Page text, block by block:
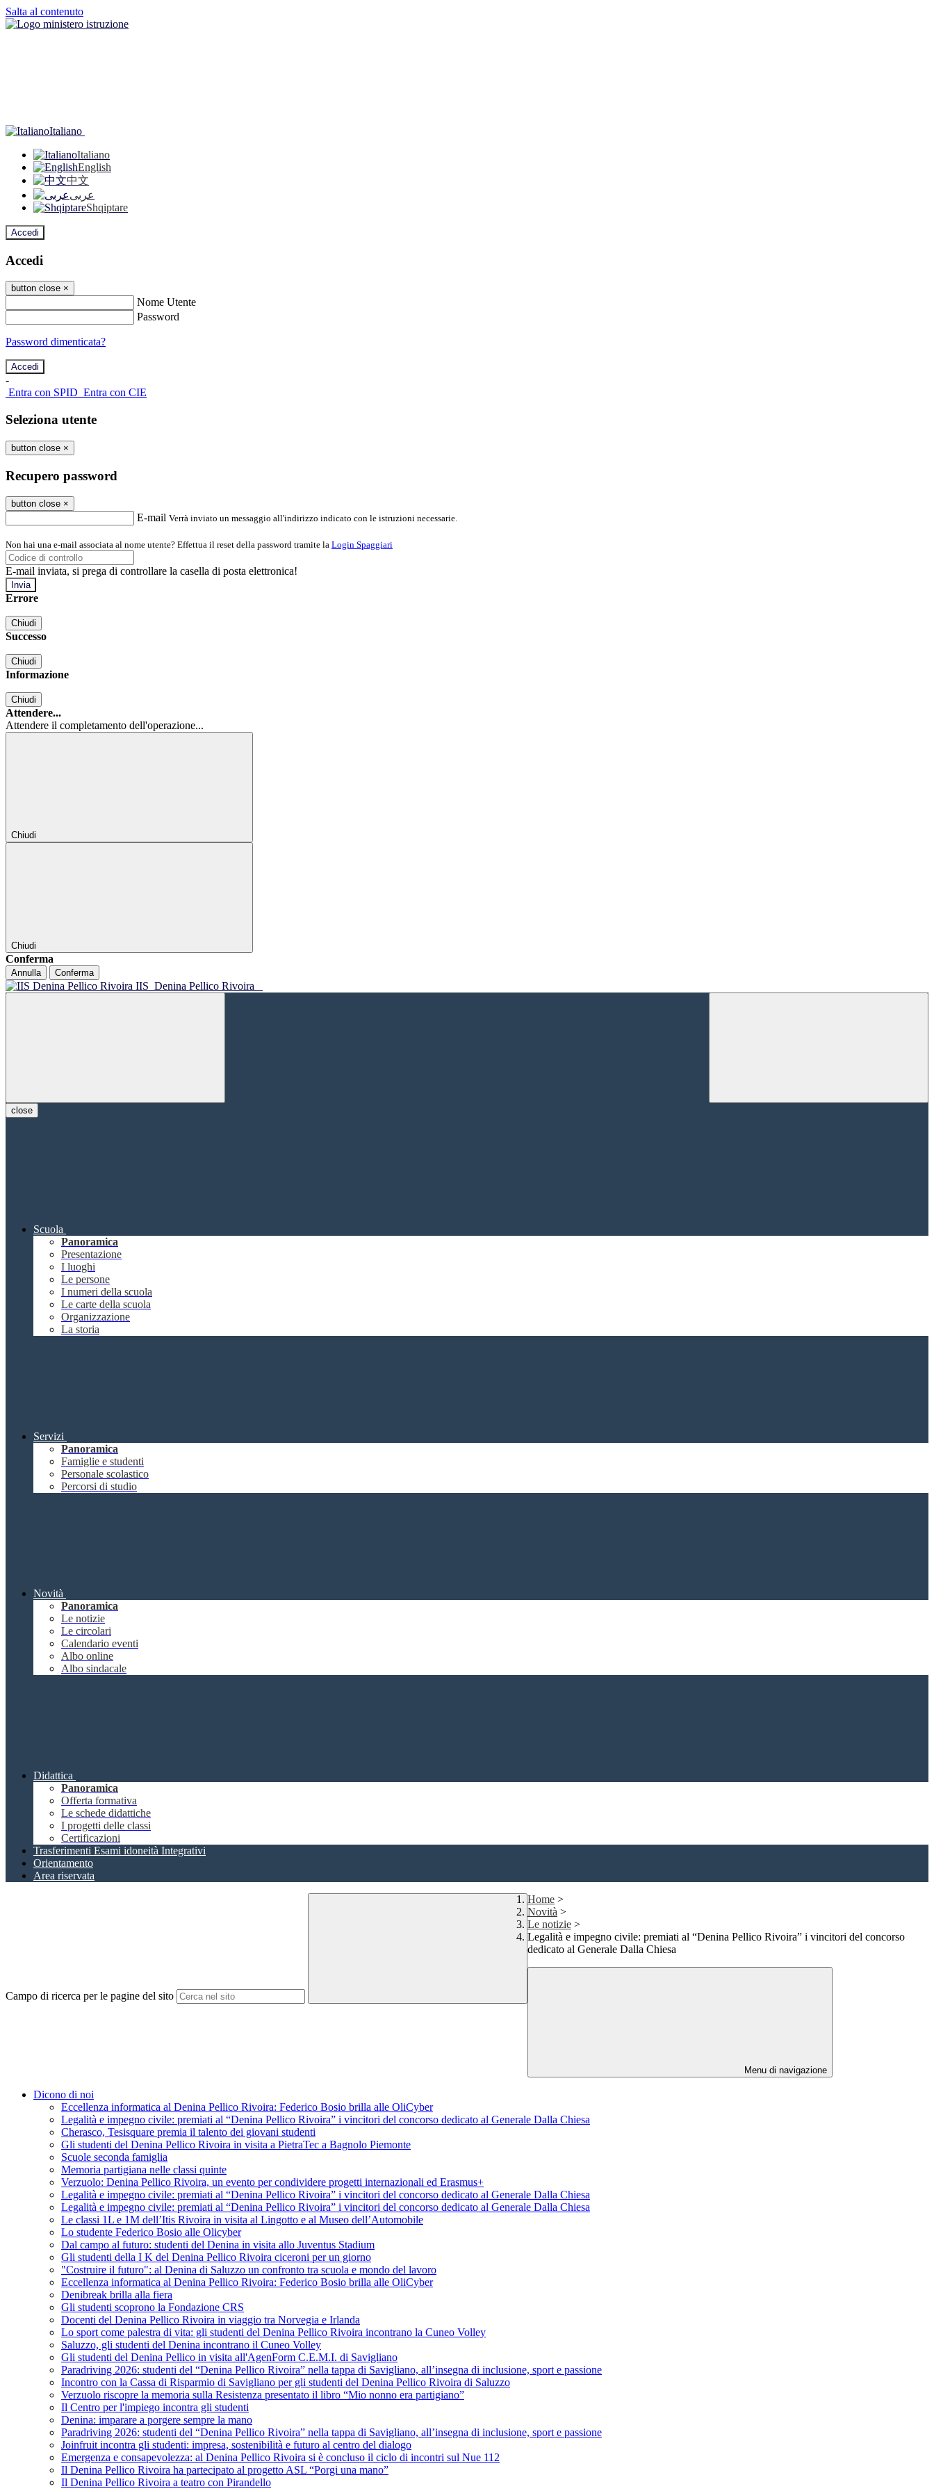
Salta al contenuto
Italiano
Italiano
English
中文
عربى
Shqiptare
Accedi
Accedi
button close ×
Nome Utente
Password
Password dimenticata?
-
Entra con SPID Entra con CIE
Seleziona utente
button close ×
Recupero password
button close ×
E-mail Verrà inviato un messaggio all'indirizzo indicato con le istruzioni necessarie.
Non hai una e-mail associata al nome utente? Effettua il reset della password tramite la Login Spaggiari
E-mail inviata, si prega di controllare la casella di posta elettronica!
Errore
Chiudi
Successo
Chiudi
Informazione
Chiudi
Attendere...
Attendere il completamento dell'operazione...
Chiudi
Chiudi
Conferma
Annulla Conferma
IIS Denina Pellico Rivoira
close
Scuola
Panoramica
Presentazione
I luoghi
Le persone
I numeri della scuola
Le carte della scuola
Organizzazione
La storia
Servizi
Panoramica
Famiglie e studenti
Personale scolastico
Percorsi di studio
Novità
Panoramica
Le notizie
Le circolari
Calendario eventi
Albo online
Albo sindacale
Didattica
Panoramica
Offerta formativa
Le schede didattiche
I progetti delle classi
Certificazioni
Trasferimenti Esami idoneità Integrativi
Orientamento
Area riservata
Campo di ricerca per le pagine del sito
Home >
Novità >
Le notizie >
Legalità e impegno civile: premiati al “Denina Pellico Rivoira” i vincitori del concorso
dedicato al Generale Dalla Chiesa
Menu di navigazione
Dicono di noi
Eccellenza informatica al Denina Pellico Rivoira: Federico Bosio brilla alle OliCyber
Legalità e impegno civile: premiati al “Denina Pellico Rivoira” i vincitori del concorso dedicato al Generale Dalla Chiesa
Cherasco, Tesisquare premia il talento dei giovani studenti
Gli studenti del Denina Pellico Rivoira in visita a PietraTec a Bagnolo Piemonte
Scuole seconda famiglia
Memoria partigiana nelle classi quinte
Verzuolo: Denina Pellico Rivoira, un evento per condividere progetti internazionali ed Erasmus+
Legalità e impegno civile: premiati al “Denina Pellico Rivoira” i vincitori del concorso dedicato al Generale Dalla Chiesa
Legalità e impegno civile: premiati al “Denina Pellico Rivoira” i vincitori del concorso dedicato al Generale Dalla Chiesa
Le classi 1L e 1M dell’Itis Rivoira in visita al Lingotto e al Museo dell’Automobile
Lo studente Federico Bosio alle Olicyber
Dal campo al futuro: studenti del Denina in visita allo Juventus Stadium
Gli studenti della I K del Denina Pellico Rivoira ciceroni per un giorno
"Costruire il futuro": al Denina di Saluzzo un confronto tra scuola e mondo del lavoro
Eccellenza informatica al Denina Pellico Rivoira: Federico Bosio brilla alle OliCyber
Denibreak brilla alla fiera
Gli studenti scoprono la Fondazione CRS
Docenti del Denina Pellico Rivoira in viaggio tra Norvegia e Irlanda
Lo sport come palestra di vita: gli studenti del Denina Pellico Rivoira incontrano la Cuneo Volley
Saluzzo, gli studenti del Denina incontrano il Cuneo Volley
Gli studenti del Denina Pellico in visita all'AgenForm C.E.M.I. di Savigliano
Paradriving 2026: studenti del “Denina Pellico Rivoira” nella tappa di Savigliano, all’insegna di inclusione, sport e passione
Incontro con la Cassa di Risparmio di Savigliano per gli studenti del Denina Pellico Rivoira di Saluzzo
Verzuolo riscopre la memoria sulla Resistenza presentato il libro “Mio nonno era partigiano”
Il Centro per l'impiego incontra gli studenti
Denina: imparare a porgere sempre la mano
Paradriving 2026: studenti del “Denina Pellico Rivoira” nella tappa di Savigliano, all’insegna di inclusione, sport e passione
Joinfruit incontra gli studenti: impresa, sostenibilità e futuro al centro del dialogo
Emergenza e consapevolezza: al Denina Pellico Rivoira si è concluso il ciclo di incontri sul Nue 112
Il Denina Pellico Rivoira ha partecipato al progetto ASL “Porgi una mano”
Il Denina Pellico Rivoira a teatro con Pirandello